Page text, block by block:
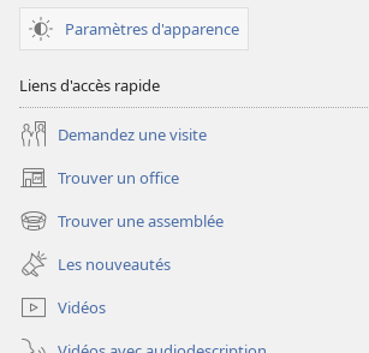
Paramètres d'apparence
Liens d'accès rapide
Demandez une visite
Trouver un office
(ouvre
une
nouvelle
fenêtre)
Trouver une assemblée
(ouvre
une
nouvelle
fenêtre)
Les nouveautés
Vidéos